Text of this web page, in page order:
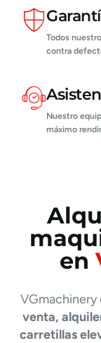
Todos
contra
Nuestro
máximo
en
VGmachinery
venta,
carretillas